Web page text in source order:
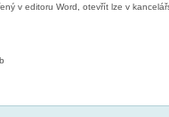
v editoru Word, otevřít lze v